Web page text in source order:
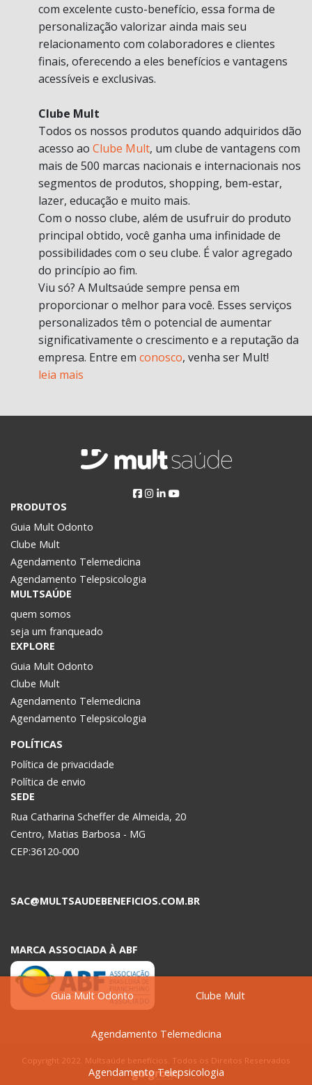
Guia Mult Odonto Clube Mult
Agendamento Telemedicina
Agendamento Telepsicologia
com excelente custo-benefício, essa forma de
personalização valorizar ainda mais seu
relacionamento com colaboradores e clientes
finais, oferecendo a eles benefícios e vantagens
acessíveis e exclusivas.
Clube Mult
Todos os nossos produtos quando adquiridos dão
acesso ao Clube Mult, um clube de vantagens com
mais de 500 marcas nacionais e internacionais nos
segmentos de produtos, shopping, bem-estar,
lazer, educação e muito mais.
Com o nosso clube, além de usufruir do produto
principal obtido, você ganha uma infinidade de
possibilidades com o seu clube. É valor agregado
do princípio ao fim.
Viu só? A Multsaúde sempre pensa em
proporcionar o melhor para você. Esses serviços
personalizados têm o potencial de aumentar
significativamente o crescimento e a reputação da
empresa. Entre em conosco, venha ser Mult!
leia mais
PRODUTOS
Guia Mult Odonto
Clube Mult
Agendamento Telemedicina
Agendamento Telepsicologia
MULTSAÚDE
quem somos
seja um franqueado
EXPLORE
Guia Mult Odonto
Clube Mult
Agendamento Telemedicina
Agendamento Telepsicologia
POLÍTICAS
Política de privacidade
Política de envio
SEDE
Rua Catharina Scheffer de Almeida, 20
Centro, Matias Barbosa - MG
CEP:36120-000
SAC@MULTSAUDEBENEFICIOS.COM.BR
MARCA ASSOCIADA À ABF
Copyright 2022. Multsaúde benefícios. Todos os Direitos Reservados